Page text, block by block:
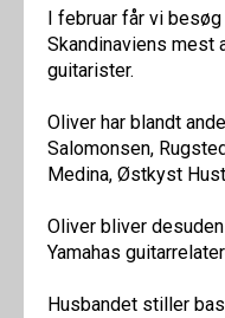
I februar får vi
Skandinaviens mest
guitarister.
Oliver har blandt
Salomonsen,
Medina, Østkyst
Oliver bliver
Yamahas
Husbandet stiller